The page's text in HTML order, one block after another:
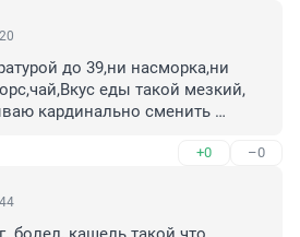
до 39,ни насморка,ни
еды такой мезкий,
кардинально сменить
+0 –0